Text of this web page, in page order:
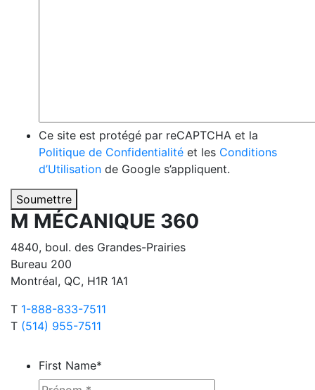
Ce site est protégé par reCAPTCHA et la
Politique de Confidentialité et les Conditions
d’Utilisation de Google s’appliquent.
Soumettre
M MÉCANIQUE 360
4840, boul. des Grandes-Prairies
Bureau 200
Montréal, QC, H1R 1A1
T 1-888-833-7511
T (514) 955-7511
First Name*